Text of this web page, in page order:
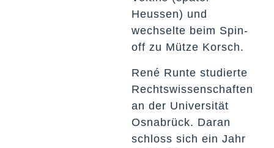
Heussen) und
wechselte beim Spin-
off zu Mütze Korsch.
René Runte studierte
Rechtswissenschaften
an der Universität
Osnabrück. Daran
schloss sich ein Jahr